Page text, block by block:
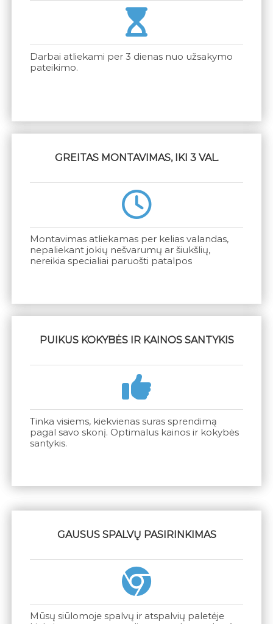
Darbai atliekami per 3 dienas nuo užsakymo
pateikimo.
GREITAS MONTAVIMAS, IKI 3 VAL.
Montavimas atliekamas per kelias valandas,
nepaliekant jokių nešvarumų ar šiukšlių,
nereikia specialiai paruošti patalpos
PUIKUS KOKYBĖS IR KAINOS SANTYKIS
Tinka visiems, kiekvienas suras sprendimą
pagal savo skonį. Optimalus kainos ir kokybės
santykis.
GAUSUS SPALVŲ PASIRINKIMAS
Mūsų siūlomoje spalvų ir atspalvių paletėje